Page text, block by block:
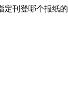
刊登哪个报纸